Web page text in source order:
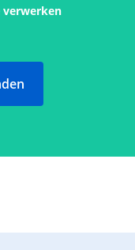
verwerken